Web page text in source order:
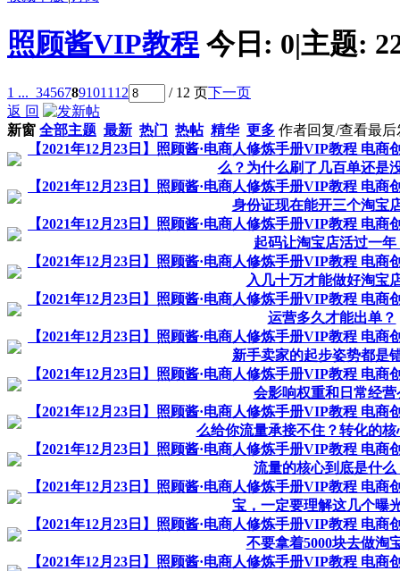
照顾酱VIP教程 今日: 0|主题:
1 ... 34567891011 12 / 12 页下一页
返 回
新窗 全部主题 最新 热门 热帖 精华 更多 作者回复/查看最后
【2021年12月23日】照顾酱·电商人修炼手册VIP教程 电
么？为什么刷了几百单还是
【2021年12月23日】照顾酱·电商人修炼手册VIP教程 电
身份证现在能开三个淘宝
【2021年12月23日】照顾酱·电商人修炼手册VIP教程 电
起码让淘宝店活过一年
【2021年12月23日】照顾酱·电商人修炼手册VIP教程 电
入几十万才能做好淘宝
【2021年12月23日】照顾酱·电商人修炼手册VIP教程 电
运营多久才能出单？
【2021年12月23日】照顾酱·电商人修炼手册VIP教程 电
新手卖家的起步姿势都是
【2021年12月23日】照顾酱·电商人修炼手册VIP教程 电
会影响权重和日常经营
【2021年12月23日】照顾酱·电商人修炼手册VIP教程 电
么给你流量承接不住？转化的
【2021年12月23日】照顾酱·电商人修炼手册VIP教程 电
流量的核心到底是什么
【2021年12月23日】照顾酱·电商人修炼手册VIP教程 电
宝，一定要理解这几个曝
【2021年12月23日】照顾酱·电商人修炼手册VIP教程 电
不要拿着5000块去做淘
【2021年12月23日】照顾酱·电商人修炼手册VIP教程 电